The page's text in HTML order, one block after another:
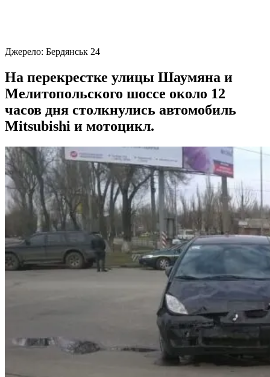
Джерело: Бердянськ 24
На перекрестке улицы Шаумяна и
Мелитопольского шоссе около 12
часов дня столкнулись автомобиль
Mitsubishi и мотоцикл.